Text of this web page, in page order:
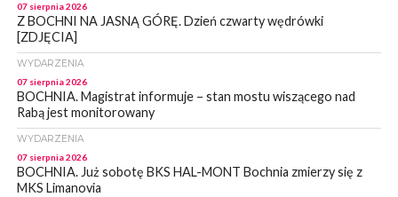
07 sierpnia 2026
Z BOCHNI NA JASNĄ GÓRĘ. Dzień czwarty wędrówki
[ZDJĘCIA]
WYDARZENIA
07 sierpnia 2026
BOCHNIA. Magistrat informuje – stan mostu wiszącego nad
Rabą jest monitorowany
WYDARZENIA
07 sierpnia 2026
BOCHNIA. Już sobotę BKS HAL-MONT Bochnia zmierzy się z
MKS Limanovia